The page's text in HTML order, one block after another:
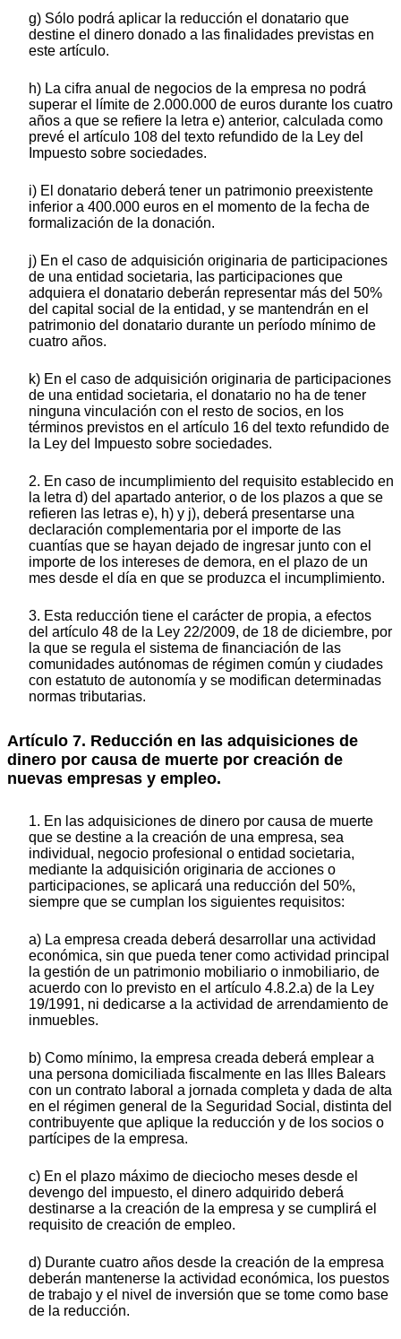
g) Sólo podrá aplicar la reducción el donatario que
destine el dinero donado a las finalidades previstas en
este artículo.
h) La cifra anual de negocios de la empresa no podrá
superar el límite de 2.000.000 de euros durante los cuatro
años a que se refiere la letra e) anterior, calculada como
prevé el artículo 108 del texto refundido de la Ley del
Impuesto sobre sociedades.
i) El donatario deberá tener un patrimonio preexistente
inferior a 400.000 euros en el momento de la fecha de
formalización de la donación.
j) En el caso de adquisición originaria de participaciones
de una entidad societaria, las participaciones que
adquiera el donatario deberán representar más del 50%
del capital social de la entidad, y se mantendrán en el
patrimonio del donatario durante un período mínimo de
cuatro años.
k) En el caso de adquisición originaria de participaciones
de una entidad societaria, el donatario no ha de tener
ninguna vinculación con el resto de socios, en los
términos previstos en el artículo 16 del texto refundido de
la Ley del Impuesto sobre sociedades.
2. En caso de incumplimiento del requisito establecido en
la letra d) del apartado anterior, o de los plazos a que se
refieren las letras e), h) y j), deberá presentarse una
declaración complementaria por el importe de las
cuantías que se hayan dejado de ingresar junto con el
importe de los intereses de demora, en el plazo de un
mes desde el día en que se produzca el incumplimiento.
3. Esta reducción tiene el carácter de propia, a efectos
del artículo 48 de la Ley 22/2009, de 18 de diciembre, por
la que se regula el sistema de financiación de las
comunidades autónomas de régimen común y ciudades
con estatuto de autonomía y se modifican determinadas
normas tributarias.
Artículo 7. Reducción en las adquisiciones de
dinero por causa de muerte por creación de
nuevas empresas y empleo.
1. En las adquisiciones de dinero por causa de muerte
que se destine a la creación de una empresa, sea
individual, negocio profesional o entidad societaria,
mediante la adquisición originaria de acciones o
participaciones, se aplicará una reducción del 50%,
siempre que se cumplan los siguientes requisitos:
a) La empresa creada deberá desarrollar una actividad
económica, sin que pueda tener como actividad principal
la gestión de un patrimonio mobiliario o inmobiliario, de
acuerdo con lo previsto en el artículo 4.8.2.a) de la Ley
19/1991, ni dedicarse a la actividad de arrendamiento de
inmuebles.
b) Como mínimo, la empresa creada deberá emplear a
una persona domiciliada fiscalmente en las Illes Balears
con un contrato laboral a jornada completa y dada de alta
en el régimen general de la Seguridad Social, distinta del
contribuyente que aplique la reducción y de los socios o
partícipes de la empresa.
c) En el plazo máximo de dieciocho meses desde el
devengo del impuesto, el dinero adquirido deberá
destinarse a la creación de la empresa y se cumplirá el
requisito de creación de empleo.
d) Durante cuatro años desde la creación de la empresa
deberán mantenerse la actividad económica, los puestos
de trabajo y el nivel de inversión que se tome como base
de la reducción.